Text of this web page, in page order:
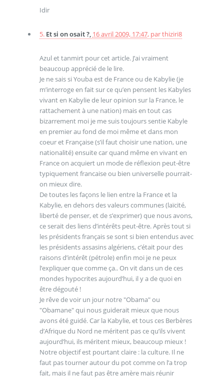
Idir
5. Et si on osait ?, 16 avril 2009, 17:47, parthiziri8
Azul et tanmirt pour cet article. J’ai vraiment
beaucoup apprécié de le lire.
Je ne sais si Youba est de France ou de Kabylie (je
m’interroge en fait sur ce qu’en pensent les Kabyles
vivant en Kabylie de leur opinion sur la France, le
rattachement à une nation) mais en tout cas
bizarrement moi je me suis toujours sentie Kabyle
en premier au fond de moi même et dans mon
coeur et Française (s’il faut choisir une nation, une
nationalité) ensuite car quand même en vivant en
France on acquiert un mode de réflexion peut-être
typiquement francaise ou bien universelle pourrait-
on mieux dire.
De toutes les façons le lien entre la France et la
Kabylie, en dehors des valeurs communes (laïcité,
liberté de penser, et de s’exprimer) que nous avons,
ce serait des liens d’intérêts peut-être. Après tout si
les présidents français se sont si bien entendus avec
les présidents assasins algériens, c’était pour des
raisons d’intérêt (pétrole) enfin moi je ne peux
l’expliquer que comme ça.. On vit dans un de ces
mondes hypocrites aujourd’hui, il y a de quoi en
être dégouté !
Je rêve de voir un jour notre "Obama" ou
"Obamane" qui nous guiderait mieux que nous
avons été guidé. Car la Kabylie, et tous ces Berbères
d’Afrique du Nord ne méritent pas ce qu’ils vivent
aujourd’hui, ils méritent mieux, beaucoup mieux !
Notre objectif est pourtant claire : la culture. Il ne
faut pas tourner autour du pot comme on l’a trop
fait, mais il ne faut pas être amère mais réunir